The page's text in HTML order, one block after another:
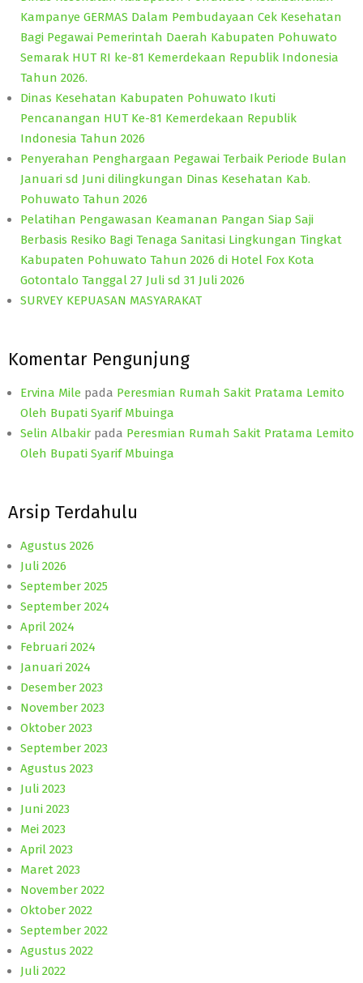
Kampanye GERMAS Dalam Pembudayaan Cek Kesehatan
Bagi Pegawai Pemerintah Daerah Kabupaten Pohuwato
Semarak HUT RI ke-81 Kemerdekaan Republik Indonesia
Tahun 2026.
Dinas Kesehatan Kabupaten Pohuwato Ikuti
Pencanangan HUT Ke-81 Kemerdekaan Republik
Indonesia Tahun 2026
Penyerahan Penghargaan Pegawai Terbaik Periode Bulan
Januari sd Juni dilingkungan Dinas Kesehatan Kab.
Pohuwato Tahun 2026
Pelatihan Pengawasan Keamanan Pangan Siap Saji
Berbasis Resiko Bagi Tenaga Sanitasi Lingkungan Tingkat
Kabupaten Pohuwato Tahun 2026 di Hotel Fox Kota
Gotontalo Tanggal 27 Juli sd 31 Juli 2026
SURVEY KEPUASAN MASYARAKAT
Komentar Pengunjung
Ervina Mile pada Peresmian Rumah Sakit Pratama Lemito
Oleh Bupati Syarif Mbuinga
Selin Albakir pada Peresmian Rumah Sakit Pratama Lemito
Oleh Bupati Syarif Mbuinga
Arsip Terdahulu
Agustus 2026
Juli 2026
September 2025
September 2024
April 2024
Februari 2024
Januari 2024
Desember 2023
November 2023
Oktober 2023
September 2023
Agustus 2023
Juli 2023
Juni 2023
Mei 2023
April 2023
Maret 2023
November 2022
Oktober 2022
September 2022
Agustus 2022
Juli 2022